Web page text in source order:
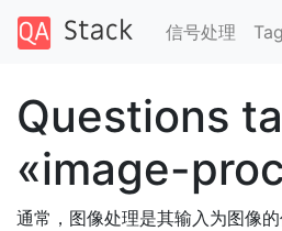
信号处理
Questions
«image-
通常，图像处理是其输入为图像